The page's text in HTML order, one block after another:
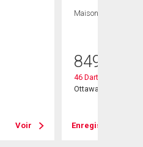
Voir
Maison
849 000
46 Dartmoor Drive
Ottawa, ON
Enregistrer